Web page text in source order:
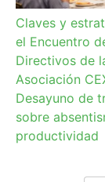
Claves y
el Encuentro
Directivos de
Asociación
Desayuno de
sobre
productividad